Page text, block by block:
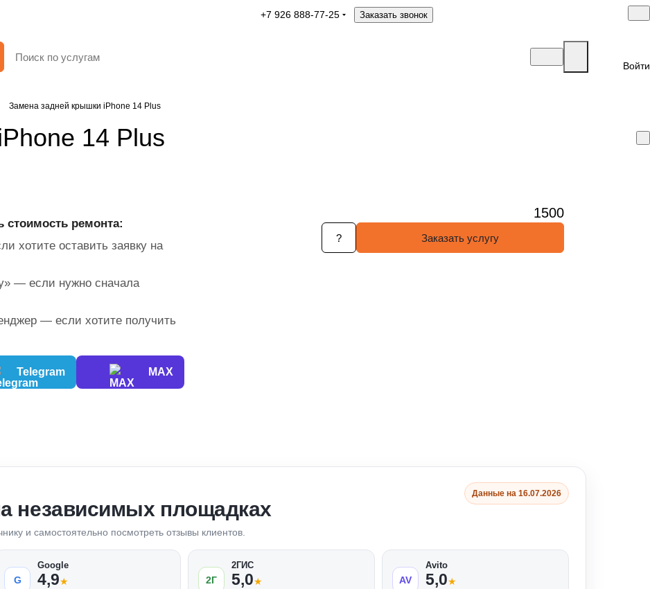
+7 926 888-77-25 Заказать звонок
Войти
Замена задней крышки iPhone 14 Plus
14 Plus
стоимость ремонта:
хотите оставить заявку на
— если нужно сначала
— если хотите получить
Telegram MAX
1500
? Заказать услугу
независимых площадках
и самостоятельно посмотреть отзывы клиентов.
Данные на 16.07.2026
G
Google
4,9★ 2Г
2ГИС
5,0★ AV
Avito
5,0★